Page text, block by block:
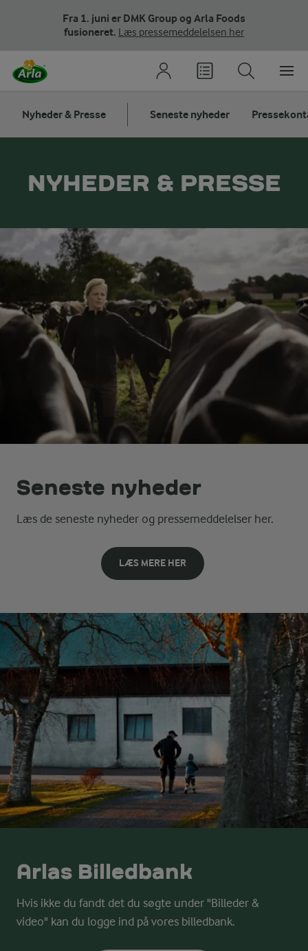
Fra 1. juni er DMK Group og Arla Foods
fusioneret. Læs pressemeddelelsen her
Nyheder & Presse Seneste nyheder
NYHEDER & PRESSE
Seneste nyheder
Læs de seneste nyheder og pressemeddelelser her.
LÆS MERE HER
Arlas Billedbank
Hvis ikke du fandt det du søgte under "Billeder &
video" kan du logge ind på vores billedbank.